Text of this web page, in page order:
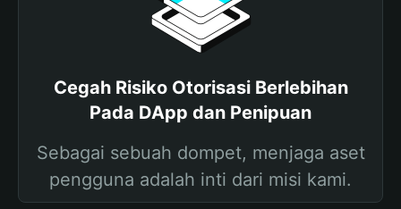
Cegah Risiko Otorisasi Berlebihan
Pada DApp dan Penipuan
Sebagai sebuah dompet, menjaga aset
pengguna adalah inti dari misi kami.